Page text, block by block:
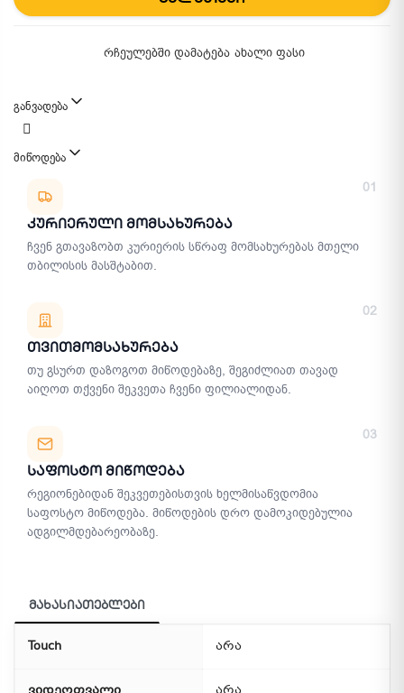
რჩეულებში დამატება ახალი ფასი
განვადება
მიწოდება
01
Კურიერული Მომსახურება
ჩვენ გთავაზობთ კურიერის სწრაფ მომსახურებას მთელი
თბილისის მასშტაბით.
02
Თვითმომსახურება
თუ გსურთ დაზოგოთ მიწოდებაზე, შეგიძლიათ თავად
აიღოთ თქვენი შეკვეთა ჩვენი ფილიალიდან.
03
Საფოსტო Მიწოდება
რეგიონებიდან შეკვეთებისთვის ხელმისაწვდომია
საფოსტო მიწოდება. მიწოდების დრო დამოკიდებულია
ადგილმდებარეობაზე.
მახასიათებლები
Touch არა